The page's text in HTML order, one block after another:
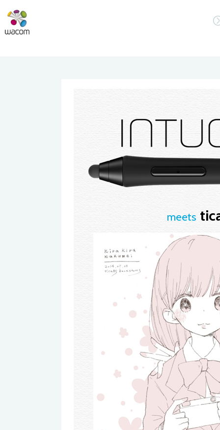
meets